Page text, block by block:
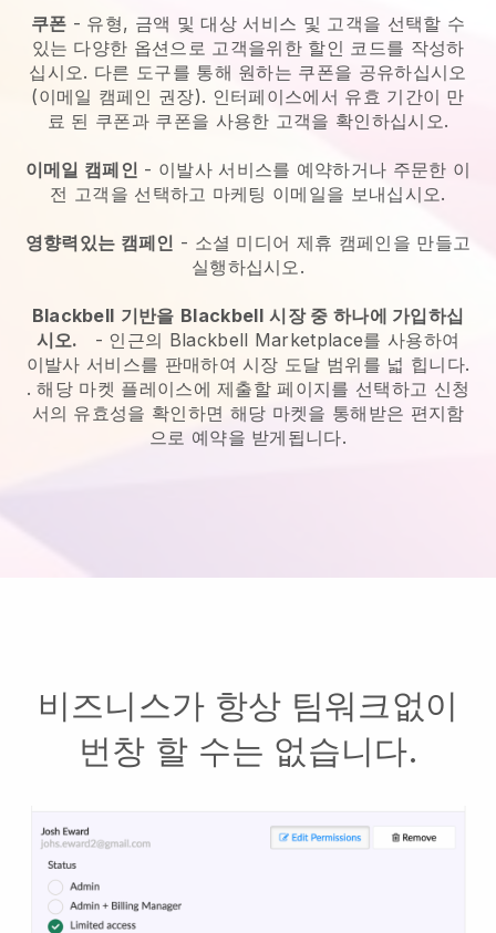
쿠폰 - 유형, 금액 및 대상 서비스 및 고객을 선택할 수
있는 다양한 옵션으로 고객을위한 할인 코드를 작성하
십시오. 다른 도구를 통해 원하는 쿠폰을 공유하십시오
(이메일 캠페인 권장). 인터페이스에서 유효 기간이 만
료 된 쿠폰과 쿠폰을 사용한 고객을 확인하십시오.
이메일 캠페인 - 이발사 서비스를 예약하거나 주문한 이
전 고객을 선택하고 마케팅 이메일을 보내십시오.
영향력있는 캠페인 - 소셜 미디어 제휴 캠페인을 만들고
실행하십시오.
Blackbell 기반을 Blackbell 시장 중 하나에 가입하십
시오.
- 인근의 Blackbell Marketplace를 사용하여
이발사 서비스를 판매하여 시장 도달 범위를 넓 힙니다.
. 해당 마켓 플레이스에 제출할 페이지를 선택하고 신청
서의 유효성을 확인하면 해당 마켓을 통해받은 편지함
으로 예약을 받게됩니다.
비즈니스가 항상 팀워크없이
번창 할 수는 없습니다.